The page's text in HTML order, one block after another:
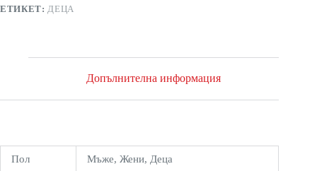
ЕТИКЕТ: ДЕЦА
Допълнителна информация
Пол Мъже, Жени, Деца